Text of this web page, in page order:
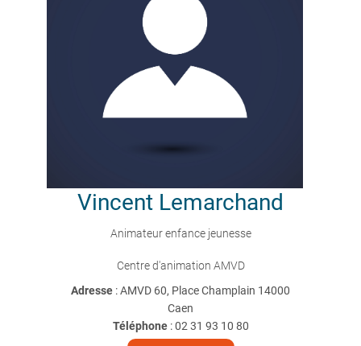
Vincent Lemarchand
Animateur enfance jeunesse
Centre d'animation AMVD
Adresse : AMVD 60, Place Champlain 14000
Caen
Téléphone:02 31 93 10 80